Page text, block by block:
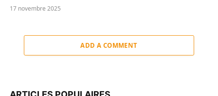
17 novembre 2025
ADD A COMMENT